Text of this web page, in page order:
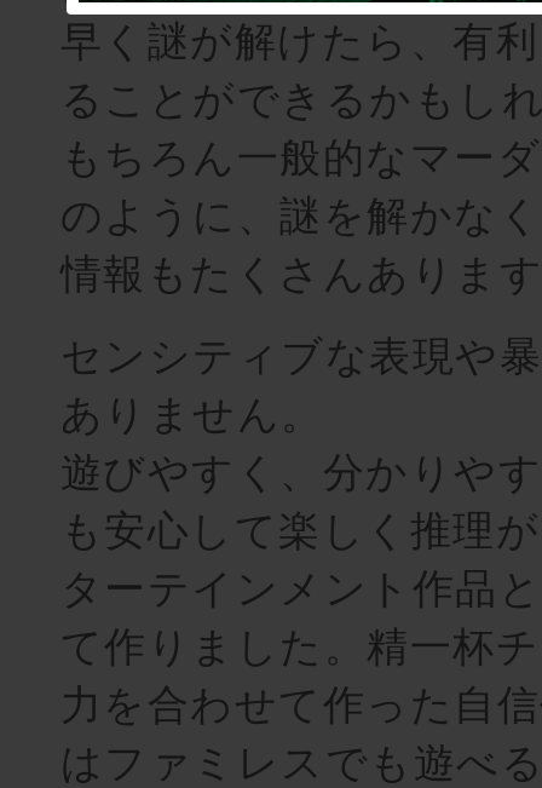
早く謎が解けたら、有
ることができるかもし
もちろん一般的なマー
のように、謎を解かな
情報もたくさんありま
センシティブな表現や
ありません。
遊びやすく、分かりや
も安心して楽しく推理
ターテインメント作品
て作りました。精一杯
力を合わせて作った自
はファミレスでも遊べ